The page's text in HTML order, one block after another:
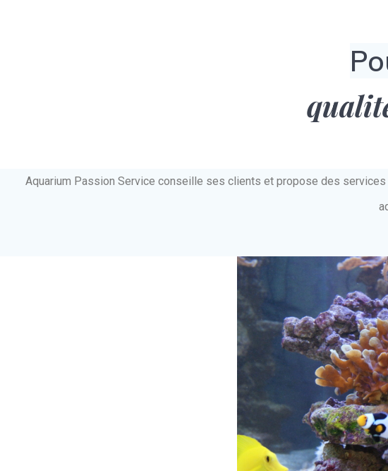
Aquarium Passion Service conseille ses clients et propose des